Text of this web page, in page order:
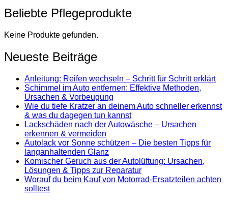
Beliebte Pflegeprodukte
Keine Produkte gefunden.
Neueste Beiträge
Anleitung: Reifen wechseln – Schritt für Schritt erklärt
Schimmel im Auto entfernen: Effektive Methoden,
Ursachen & Vorbeugung
Wie du tiefe Kratzer an deinem Auto schneller erkennst
& was du dagegen tun kannst
Lackschäden nach der Autowäsche – Ursachen
erkennen & vermeiden
Autolack vor Sonne schützen – Die besten Tipps für
langanhaltenden Glanz
Komischer Geruch aus der Autolüftung: Ursachen,
Lösungen & Tipps zur Reparatur
Worauf du beim Kauf von Motorrad-Ersatzteilen achten
solltest